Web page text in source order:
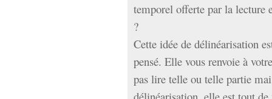
temporel offerte par la lecture
?
Cette idée de délinéarisation
pensé. Elle vous renvoie à
pas lire telle ou telle partie